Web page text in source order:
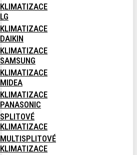
KLIMATIZACE
LG
KLIMATIZACE
DAIKIN
KLIMATIZACE
SAMSUNG
KLIMATIZACE
MIDEA
KLIMATIZACE
PANASONIC
SPLITOVÉ
KLIMATIZACE
MULTISPLITOVÉ
KLIMATIZACE